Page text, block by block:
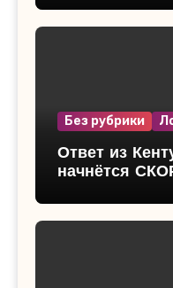
Без рубрики
Ответ из
начнётся